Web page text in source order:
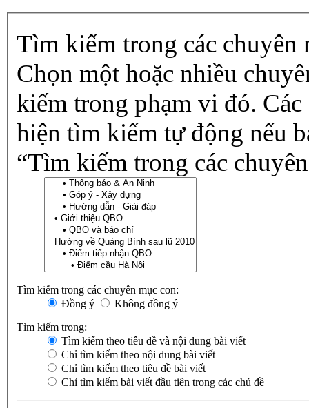
Tìm kiếm trong các chuyên
Chọn một hoặc nhiều
kiếm trong phạm vi đó.
hiện tìm kiếm tự động nếu
“Tìm kiếm trong các
Tìm kiếm trong các chuyên mục con:
Đồng ý
Không đồng ý
Tìm kiếm trong:
Tìm kiếm theo tiêu đề và nội dung bài viết
Chỉ tìm kiếm theo nội dung bài viết
Chỉ tìm kiếm theo tiêu đề bài viết
Chỉ tìm kiếm bài viết đầu tiên trong các chủ đề